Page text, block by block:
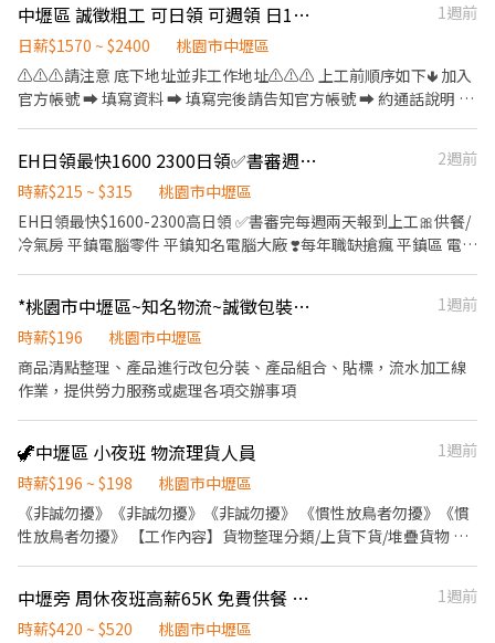
場有搬運車)等 依現場主管要求完成工作內容 👷‍♂️粗工 $1570起/日 加
班1小時$275(長期配合 報酬漸增) 👷🏻打石工 $2400起/日 大支
+$100 加班1小時$350 👷🏻當月做滿23工 獎金$1000 👷🏻介紹獎金
$1000(詳細規定另外說明) 領錢方式⬇️ 1.日領匯款 2.週領匯款 3.週領
中壢區 誠徵粗工 可日領 可週領 日1570起
1週前
日薪$1570 ~ $2400
桃園市中壢區
⚠️⚠️⚠️請注意 底下地址並非工作地址⚠️⚠️⚠️ 上工前順序如下🢃 加入
官方帳號 ➡ 填寫資料 ➡ 填寫完後請告知官方帳號 ➡ 約通話說明 ➡
場有搬運車)等 依現場主管要求完成工作內容 👷‍♂️粗工 $1570起/日 加
班1小時$275(長期配合 報酬漸增) 👷🏻打石工 $2400起/日 大支
+$100 加班1小時$350 👷🏻當月做滿23工 獎金$1000 👷🏻介紹獎金
$1000(詳細規定另外說明) 領錢方式⬇️ 1.日領匯款 2.週領匯款 3.週領
EH日領最快1600 2300日領✅書審週一三上工🎀供餐/冷氣房平鎮電腦零
2週前
時薪$215 ~ $315
桃園市中壢區
EH日領最快$1600-2300高日領 ✅書審完每週兩天報到上工🎀供餐/
冷氣房 平鎮電腦零件 平鎮知名電腦大廠 ❣️每年職缺搶瘋 平鎮區 電腦
～05:00（8月3日報到）報到完，當天下夜班~ 💎【上班地點】平鎮
大全聯附近 💎【休假】週休二日❤8HR見紅休 😍上班還能擁有家庭
日🥰 💎【用餐】免費供餐，加班供2餐 💎【薪資待遇】日班時薪
$215/H、夜班時薪$235/H 👍日領我最快👍 日領我最快👍 😚日班日
固定班別不輪班 ✅可日領 可周領 ✅免費機車停車位 ✅免費供餐 🎀應
徵方式: ☎加入好友，截圖詢問~ ✅0925-751371-洪小姐 ✅賴：
✜✜✜✜✜✜✜✜✜✜
*桃園市中壢區~知名物流~誠徵包裝作業加工人員
1週前
時薪$196
桃園市中壢區
商品清點整理、產品進行改包分裝、產品組合、貼標，流水加工線
作業，提供勞力服務或處理各項交辦事項
🦖中壢區 小夜班 物流理貨人員
1週前
時薪$196 ~ $198
桃園市中壢區
《非誠勿擾》《非誠勿擾》《非誠勿擾》 《慣性放鳥者勿擾》《慣
性放鳥者勿擾》 【工作內容】貨物整理分類/上貨下貨/堆疊貨物 ✔️
量決定上下班時間 可直接投遞履歷、
中壢旁 周休夜班高薪65K 免費供餐 美商電子 WS
1週前
時薪$420 ~ $520
桃園市中壢區